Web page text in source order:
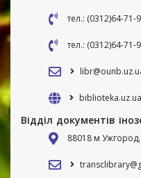
тел.: (0312)64-71-
тел.: (0312)64-71-
biblioteka.uz.ua
Відділ документів
88018 м Ужгород,